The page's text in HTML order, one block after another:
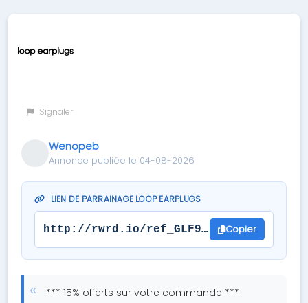
Signaler
Wenopeb
Annonce publiée le 04-08-2026
LIEN DE PARRAINAGE LOOP EARPLUGS
http://rwrd.io/ref_GLF9Y2U?cCopier
*** 15% offerts sur votre commande ***